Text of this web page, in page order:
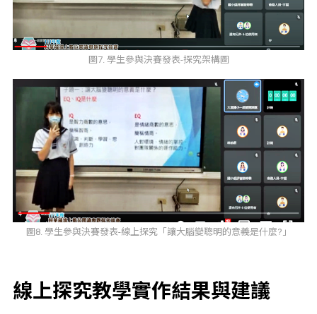
圖7. 學生參與決賽發表-探究架構圖
圖8. 學生參與決賽發表-線上探究「讓大腦變聰明的意義是什麼?」
線上探究教學實作結果與建議